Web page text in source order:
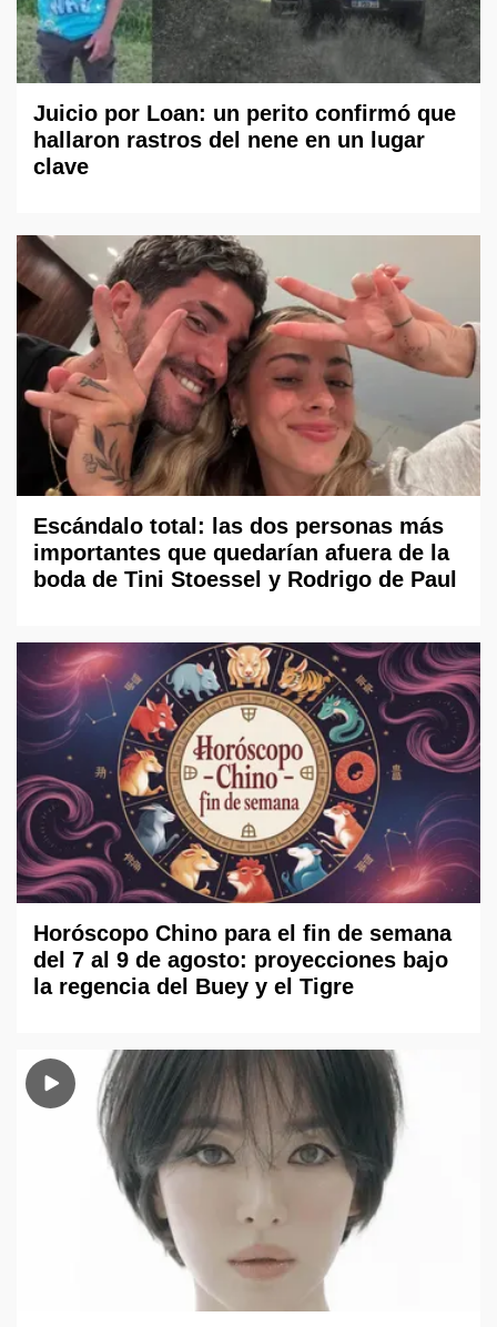
Juicio por Loan: un perito confirmó que
hallaron rastros del nene en un lugar
clave
Escándalo total: las dos personas más
importantes que quedarían afuera de la
boda de Tini Stoessel y Rodrigo de Paul
Horóscopo Chino para el fin de semana
del 7 al 9 de agosto: proyecciones bajo
la regencia del Buey y el Tigre